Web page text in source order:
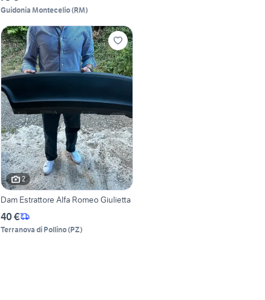
Guidonia Montecelio(RM)
2
Dam Estrattore Alfa Romeo Giulietta
40 €
Terranova di Pollino(PZ)